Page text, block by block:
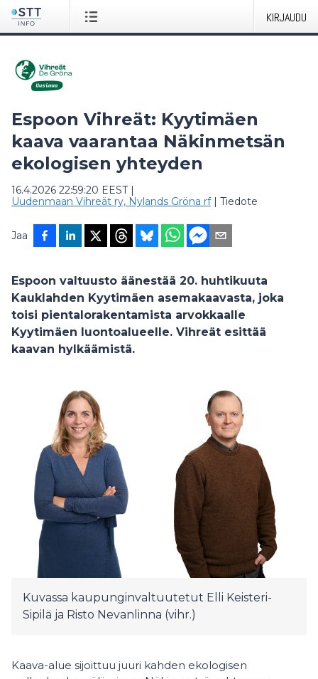
KIRJAUDU
Espoon Vihreät: Kyytimäen
kaava vaarantaa Näkinmetsän
ekologisen yhteyden
16.4.2026 22:59:20 EEST|
Uudenmaan Vihreät ry, Nylands Gröna rf | Tiedote
Jaa
Espoon valtuusto äänestää 20. huhtikuuta
Kauklahden Kyytimäen asemakaavasta, joka
toisi pientalorakentamista arvokkaalle
Kyytimäen luontoalueelle. Vihreät esittää
kaavan hylkäämistä.
Kuvassa kaupunginvaltuutetut Elli Keisteri-
Sipilä ja Risto Nevanlinna (vihr.)
Kaava-alue sijoittuu juuri kahden ekologisen